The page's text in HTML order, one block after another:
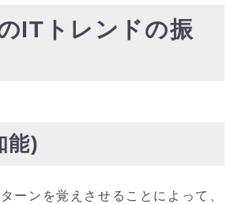
ITトレンドの振
能)
ーンを覚えさせることによって、